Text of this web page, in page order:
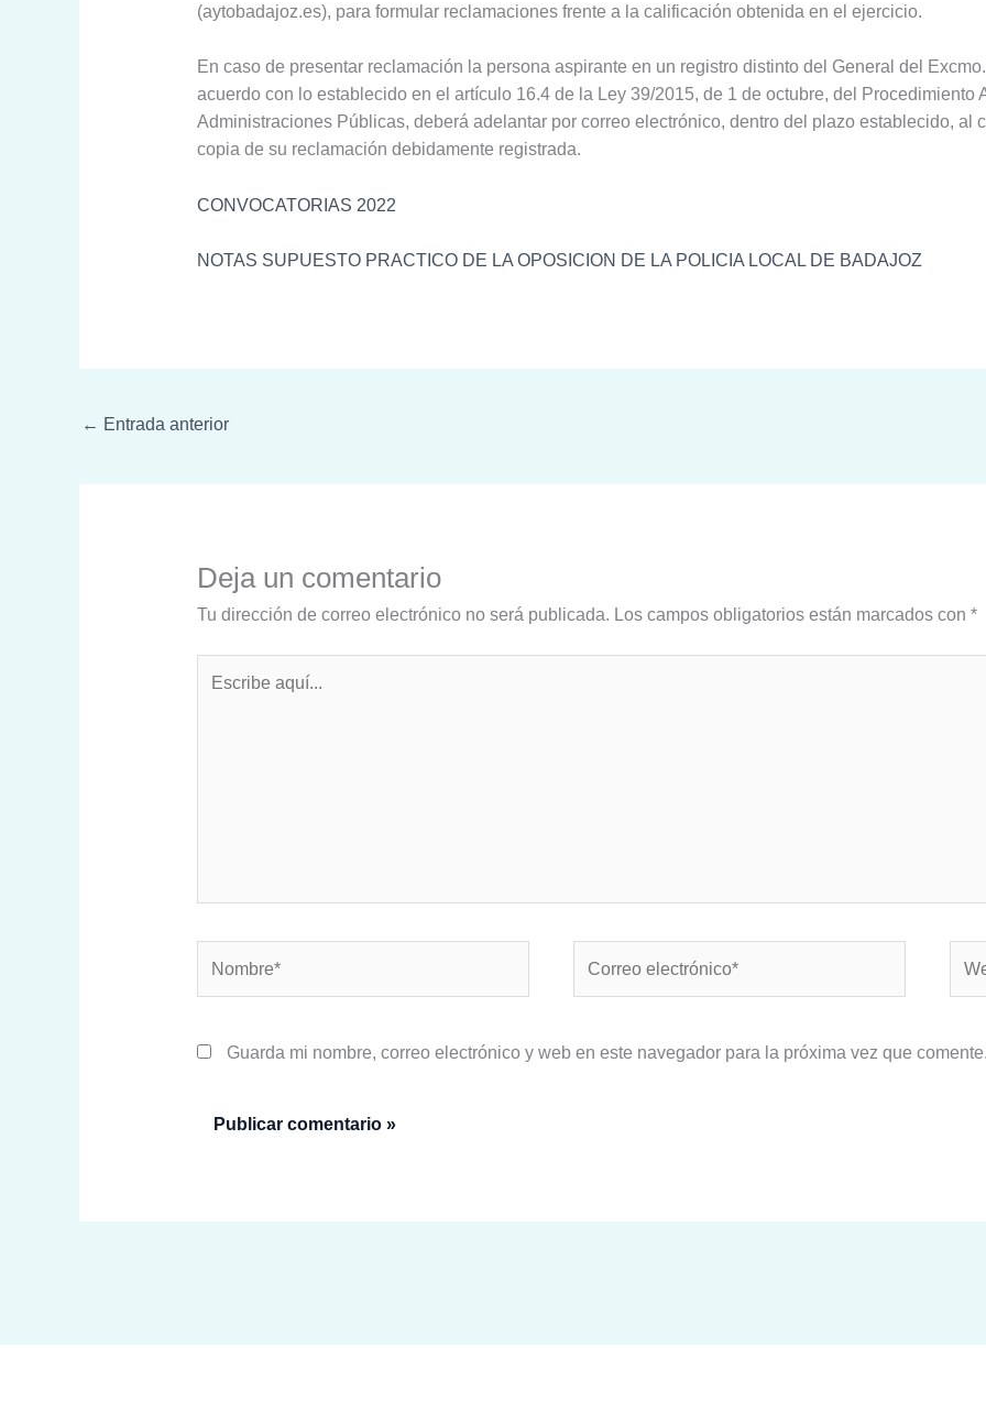
(aytobadajoz.es), para formular reclamaciones frente a la calificación obtenida en el ejercicio.
En caso de presentar reclamación la persona aspirante en un registro distinto del General del
acuerdo con lo establecido en el artículo 16.4 de la Ley 39/2015, de 1 de octubre, del Procedimiento
Administraciones Públicas, deberá adelantar por correo electrónico, dentro del plazo establecido, al
copia de su reclamación debidamente registrada.
CONVOCATORIAS 2022
NOTAS SUPUESTO PRACTICO DE LA OPOSICION DE LA POLICIA LOCAL DE BADAJOZ
← Entrada anterior
Deja un comentario
Tu dirección de correo electrónico no será publicada. Los campos obligatorios están marcados con *
aquí...
electrónico*
Guarda mi nombre, correo electrónico y web en este navegador para la próxima vez que